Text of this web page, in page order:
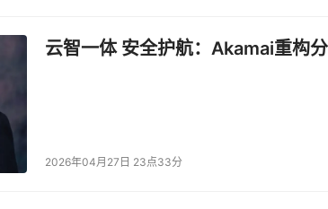
云智一体 安全护航：Akamai重构
2026年04月27日 23点33分